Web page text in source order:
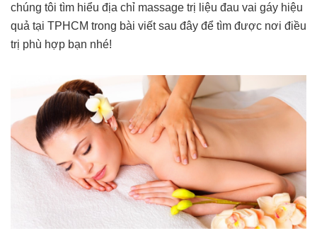
chúng tôi tìm hiểu địa chỉ massage trị liệu đau vai gáy hiệu
quả tại TPHCM trong bài viết sau đây để tìm được nơi điều
trị phù hợp bạn nhé!